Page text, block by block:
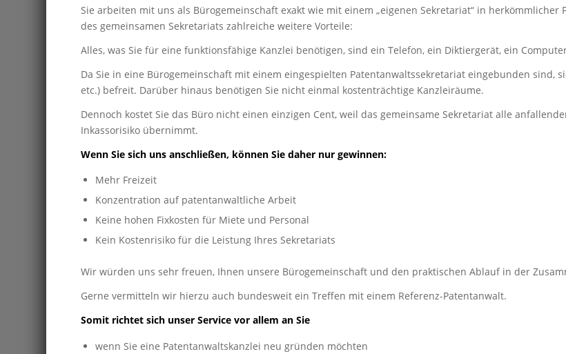
Sie arbeiten mit uns als Bürogemeinschaft exakt wie mit einem „eigenen Sekretariat“ in
des gemeinsamen Sekretariats zahlreiche weitere Vorteile:
Alles, was Sie für eine funktionsfähige Kanzlei benötigen, sind ein Telefon, ein Diktiergerät, ein
Da Sie in eine Bürogemeinschaft mit einem eingespielten Patentanwaltssekretariat eingebunden sind,
etc.) befreit. Darüber hinaus benötigen Sie nicht einmal kostenträchtige Kanzleiräume.
Dennoch kostet Sie das Büro nicht einen einzigen Cent, weil das gemeinsame Sekretariat alle
Inkassorisiko übernimmt.
Wenn Sie sich uns anschließen, können Sie daher nur gewinnen:
Mehr Freizeit
Konzentration auf patentanwaltliche Arbeit
Keine hohen Fixkosten für Miete und Personal
Kein Kostenrisiko für die Leistung Ihres Sekretariats
Wir würden uns sehr freuen, Ihnen unsere Bürogemeinschaft und den praktischen Ablauf in der
Gerne vermitteln wir hierzu auch bundesweit ein Treffen mit einem Referenz-Patentanwalt.
Somit richtet sich unser Service vor allem an Sie
wenn Sie eine Patentanwaltskanzlei neu gründen möchten